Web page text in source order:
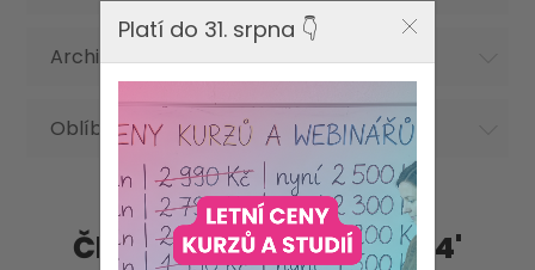
Archiv článků
Oblíbená hesla
Články - příspěvky '2024'
Platí do 31. srpna 👇